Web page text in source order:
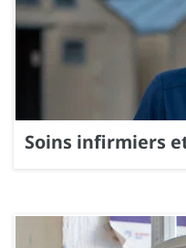
Soins infirmiers